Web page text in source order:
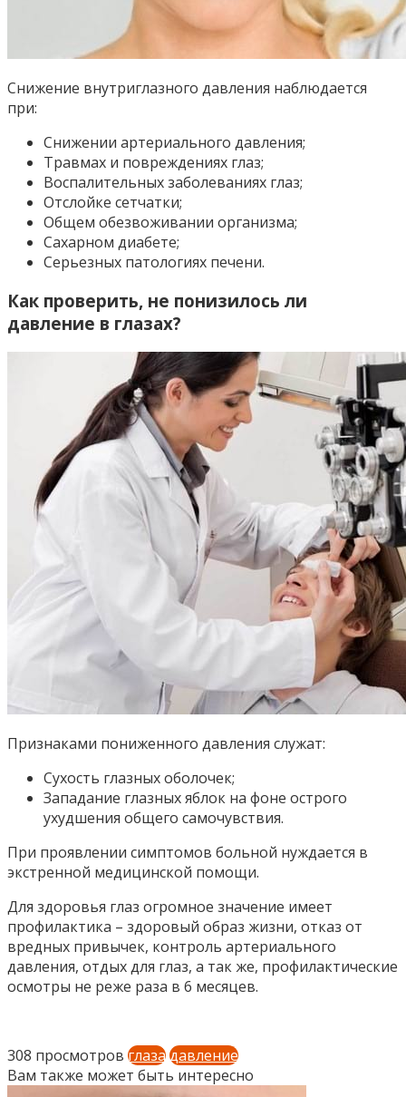
Снижение внутриглазного давления наблюдается
при:
Снижении артериального давления;
Травмах и повреждениях глаз;
Воспалительных заболеваниях глаз;
Отслойке сетчатки;
Общем обезвоживании организма;
Сахарном диабете;
Серьезных патологиях печени.
Как проверить, не понизилось ли
давление в глазах?
Признаками пониженного давления служат:
Сухость глазных оболочек;
Западание глазных яблок на фоне острого
ухудшения общего самочувствия.
При проявлении симптомов больной нуждается в
экстренной медицинской помощи.
Для здоровья глаз огромное значение имеет
профилактика – здоровый образ жизни, отказ от
вредных привычек, контроль артериального
давления, отдых для глаз, а так же, профилактические
осмотры не реже раза в 6 месяцев.
308 просмотров глазадавление
Вам также может быть интересно